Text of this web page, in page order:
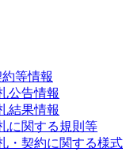
等情報
公告情報
結果情報
に関する規則等
・契約に関する様式